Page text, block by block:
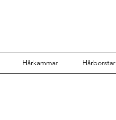
Hårkammar Hårborstar